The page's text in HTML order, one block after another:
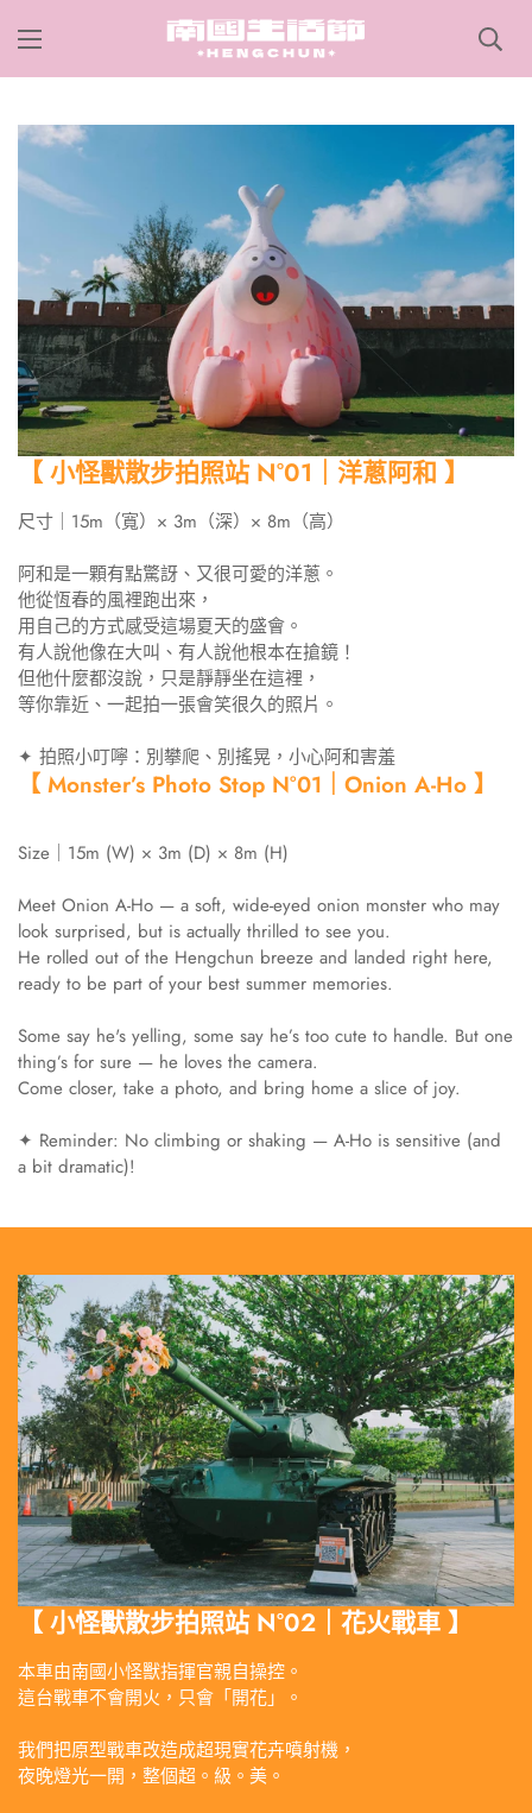
【 小怪獸散步拍照站 N°01｜洋蔥阿和 】
尺寸｜15m（寬）× 3m（深）× 8m（高）
阿和是一顆有點驚訝、又很可愛的洋蔥。
他從恆春的風裡跑出來，
用自己的方式感受這場夏天的盛會。
有人說他像在大叫、有人說他根本在搶鏡！
但他什麼都沒說，只是靜靜坐在這裡，
等你靠近、一起拍一張會笑很久的照片。
✦ 拍照小叮嚀：別攀爬、別搖晃，小心阿和害羞
【 Monster’s Photo Stop N°01｜Onion A-Ho 】
Size｜15m (W) × 3m (D) × 8m (H)
Meet Onion A-Ho — a soft, wide-eyed onion monster who may
look surprised, but is actually thrilled to see you.
He rolled out of the Hengchun breeze and landed right here,
ready to be part of your best summer memories.
Some say he's yelling, some say he’s too cute to handle. But one
thing’s for sure — he loves the camera.
Come closer, take a photo, and bring home a slice of joy.
✦ Reminder: No climbing or shaking — A-Ho is sensitive (and
a bit dramatic)!
【 小怪獸散步拍照站 N°02｜花火戰車 】
本車由南國小怪獸指揮官親自操控。
這台戰車不會開火，只會「開花」。
我們把原型戰車改造成超現實花卉噴射機，
夜晚燈光一開，整個超。級。美。